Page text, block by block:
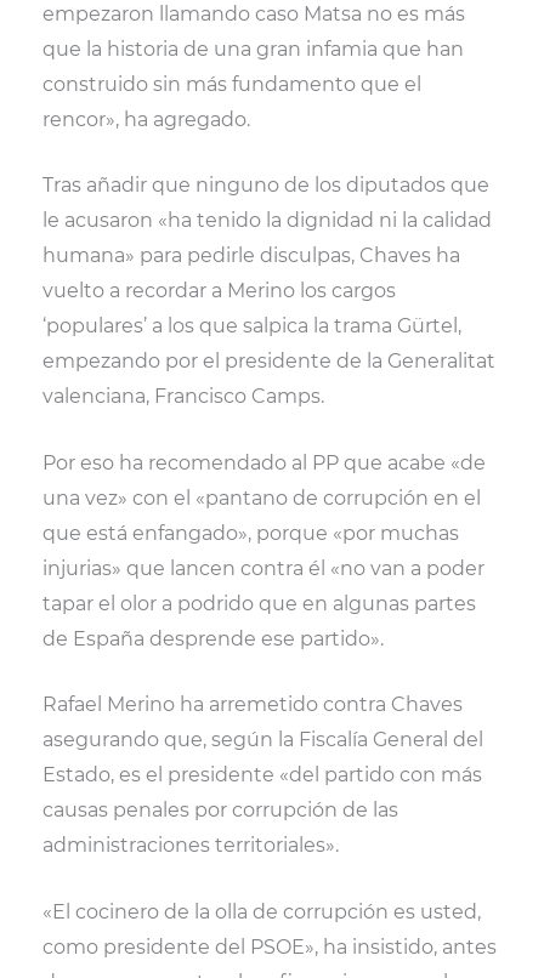
empezaron llamando caso Matsa no es más
que la historia de una gran infamia que han
construido sin más fundamento que el
rencor», ha agregado.
Tras añadir que ninguno de los diputados que
le acusaron «ha tenido la dignidad ni la calidad
humana» para pedirle disculpas, Chaves ha
vuelto a recordar a Merino los cargos
‘populares’ a los que salpica la trama Gürtel,
empezando por el presidente de la Generalitat
valenciana, Francisco Camps.
Por eso ha recomendado al PP que acabe «de
una vez» con el «pantano de corrupción en el
que está enfangado», porque «por muchas
injurias» que lancen contra él «no van a poder
tapar el olor a podrido que en algunas partes
de España desprende ese partido».
Rafael Merino ha arremetido contra Chaves
asegurando que, según la Fiscalía General del
Estado, es el presidente «del partido con más
causas penales por corrupción de las
administraciones territoriales».
«El cocinero de la olla de corrupción es usted,
como presidente del PSOE», ha insistido, antes